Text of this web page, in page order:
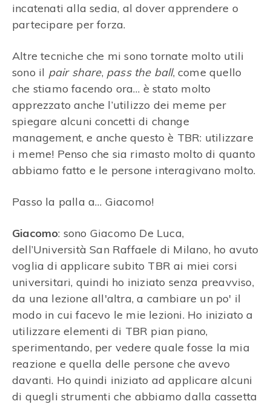
incatenati alla sedia, al dover apprendere o
partecipare per forza.
Altre tecniche che mi sono tornate molto utili
sono il pair share, pass the ball, come quello
che stiamo facendo ora… è stato molto
apprezzato anche l’utilizzo dei meme per
spiegare alcuni concetti di change
management, e anche questo è TBR: utilizzare
i meme! Penso che sia rimasto molto di quanto
abbiamo fatto e le persone interagivano molto.
Passo la palla a… Giacomo!
Giacomo: sono Giacomo De Luca,
dell’Università San Raffaele di Milano, ho avuto
voglia di applicare subito TBR ai miei corsi
universitari, quindi ho iniziato senza preavviso,
da una lezione all'altra, a cambiare un po' il
modo in cui facevo le mie lezioni. Ho iniziato a
utilizzare elementi di TBR pian piano,
sperimentando, per vedere quale fosse la mia
reazione e quella delle persone che avevo
davanti. Ho quindi iniziato ad applicare alcuni
di quegli strumenti che abbiamo dalla cassetta